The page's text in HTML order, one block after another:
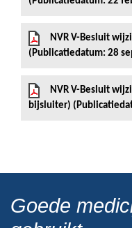
NVR V-Besluit
(Publicatiedatum: 28
NVR V-Besluit
bijsluiter)
Goede